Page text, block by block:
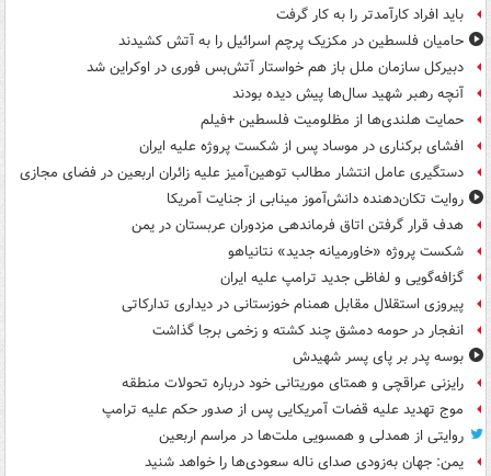
باید افراد کارآمدتر را به کار گرفت
حامیان فلسطین در مکزیک پرچم اسرائیل را به آتش کشیدند
دبیرکل سازمان ملل باز هم خواستار آتش‌بس فوری در اوکراین شد
آنچه رهبر شهید سال‌ها پیش دیده بودند
حمایت هلندی‌ها از مظلومیت فلسطین +فیلم
افشای برکناری در موساد پس از شکست پروژه علیه ایران
دستگیری عامل انتشار مطالب توهین‌آمیز علیه زائران اربعین در فضای مجازی
روایت تکان‌دهنده دانش‌آموز مینابی از جنایت آمریکا
هدف قرار گرفتن اتاق‌ فرماندهی مزدوران عربستان در یمن
شکست پروژه «خاورمیانه جدید» نتانیاهو
گزافه‌گویی و لفاظی جدید ترامپ علیه ایران
پیروزی استقلال مقابل همنام خوزستانی در دیداری تدارکاتی
انفجار در حومه دمشق چند کشته و زخمی برجا گذاشت
بوسه‌ پدر بر پای پسر شهیدش
رایزنی عراقچی و همتای موریتانی خود درباره تحولات منطقه
موج تهدید علیه قضات آمریکایی پس از صدور حکم علیه ترامپ
روایتی از همدلی و همسویی ملت‌ها در مراسم اربعین
یمن: جهان به‌زودی صدای ناله سعودی‌ها را خواهد شنید